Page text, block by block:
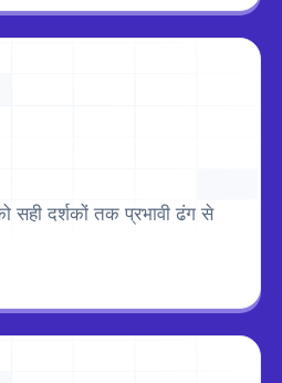
सही दर्शकों तक प्रभावी ढंग से